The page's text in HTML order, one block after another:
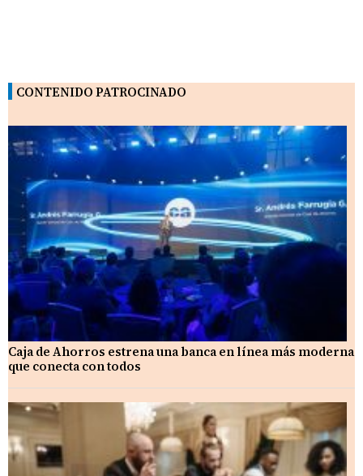
CONTENIDO PATROCINADO
Caja de Ahorros estrena una banca en línea más moderna
que conecta con todos